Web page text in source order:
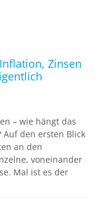
Zinsen
– wie hängt das
Auf den ersten Blick
an den
voneinander
Mal ist es der